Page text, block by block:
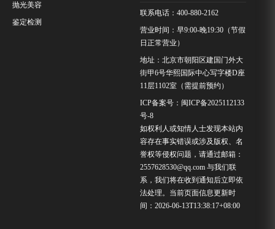
抛光美容
鉴定检测
联系电话：400-880-2162
营业时间：早9:00-晚19:30（节假
日正常营业）
地址：北京市朝阳区建国门外大
街甲6号华熙国际中心写字楼D座
11层1102室（需提前预约）
ICP备案号： 闽ICP备2025112133
号-8
如权利人或知情人士发现本站内
容存在事实错误或涉及版权、名
誉权等侵权问题，请通过邮箱：
2557628530@qq.com 与我们联
系，我们将在收到通知后立即依
法处理。当前页面信息更新时
间：2026-06-13T13:38:17+08:00